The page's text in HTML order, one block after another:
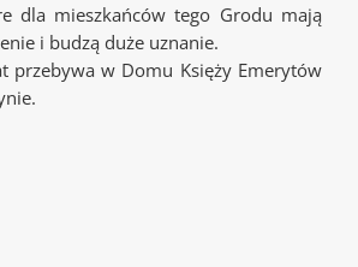
dla mieszkańców tego Grodu mają
i budzą duże uznanie.
przebywa w Domu Księży Emerytów